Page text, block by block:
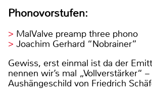
Phonovorstufen:
MalValve preamp three phono
Joachim Gerhard “Nobrainer”
Gewiss, erst einmal ist da der
nennen wir’s mal „Vollverstärker“
Aushängeschild von Friedrich